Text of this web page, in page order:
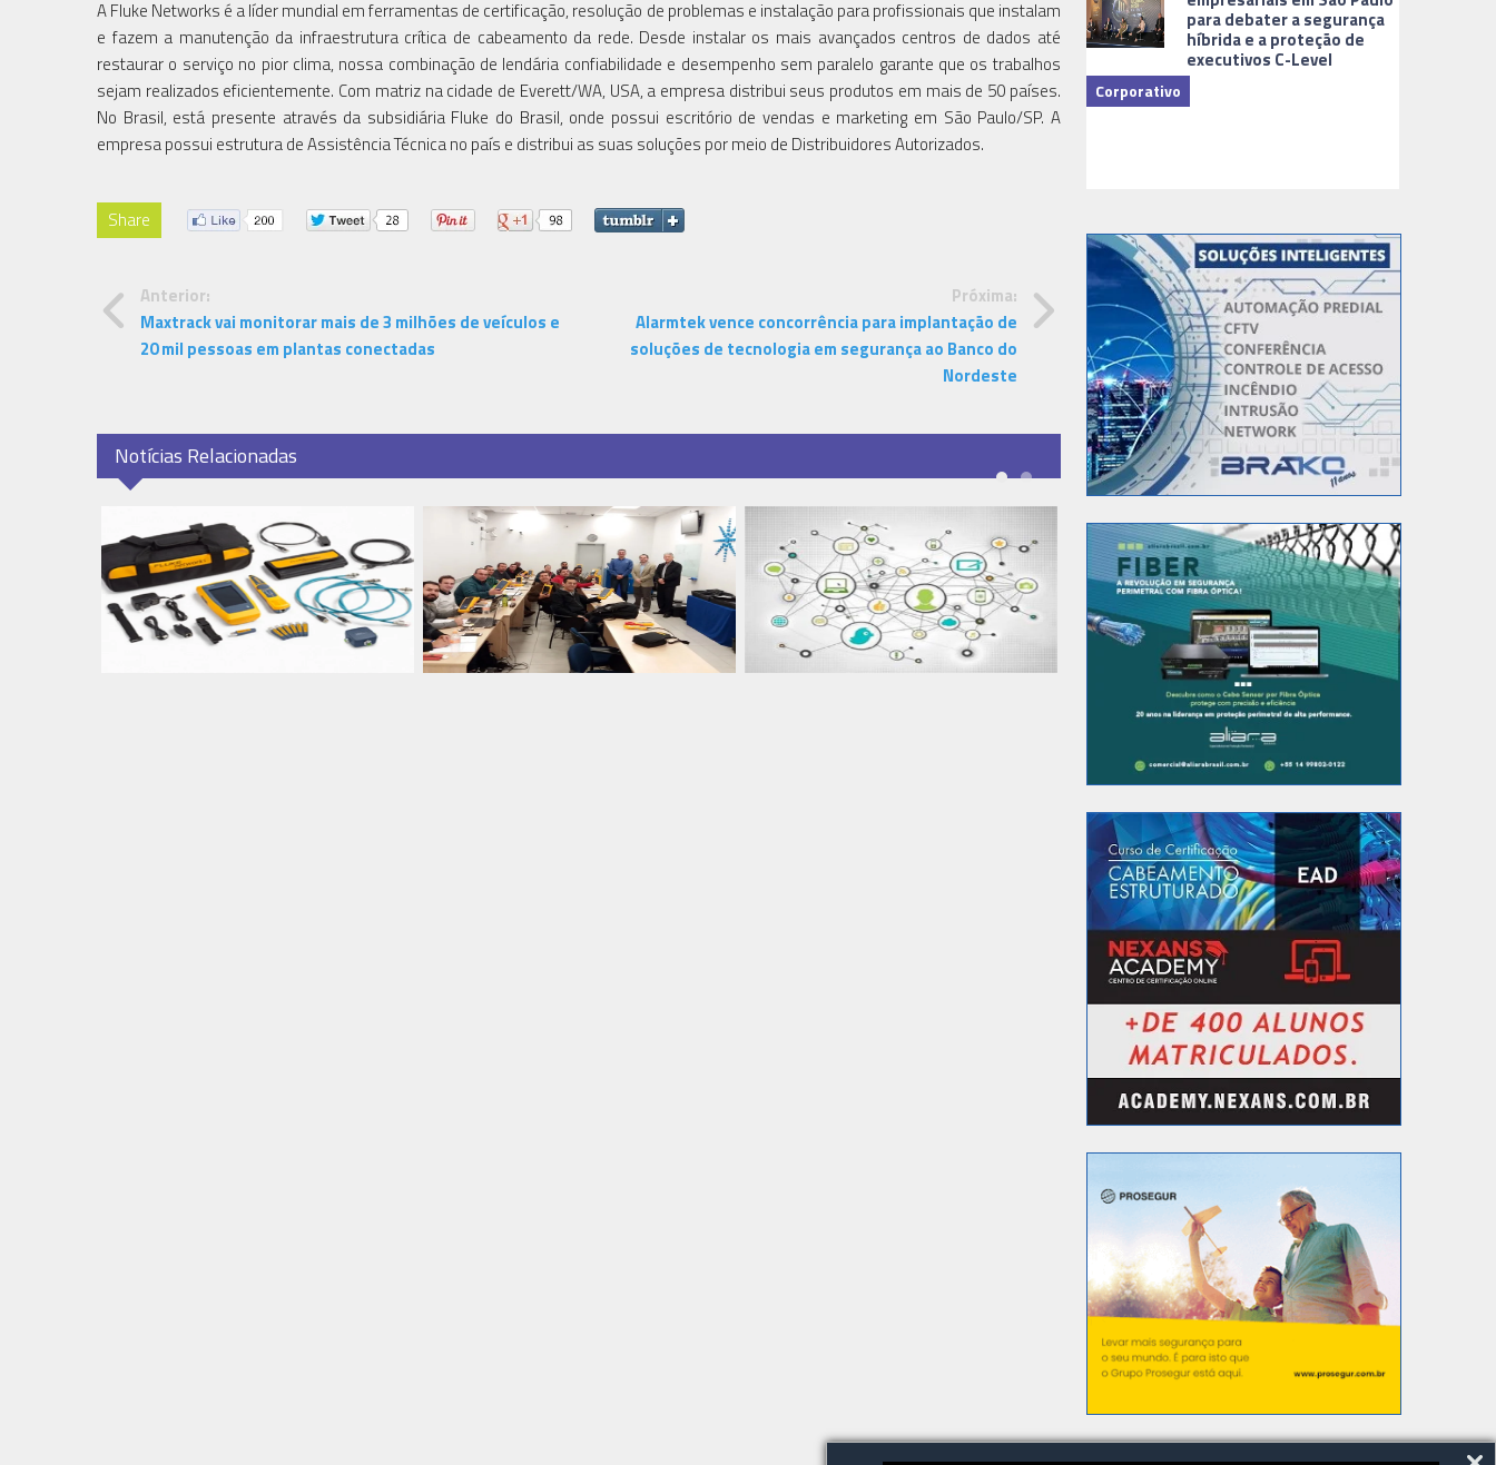
A Fluke Networks é a líder mundial em ferramentas de certificação, resolução de problemas e instalação para profissionais que instalam
e fazem a manutenção da infraestrutura crítica de cabeamento da rede. Desde instalar os mais avançados centros de dados até
restaurar o serviço no pior clima, nossa combinação de lendária confiabilidade e desempenho sem paralelo garante que os trabalhos
sejam realizados eficientemente. Com matriz na cidade de Everett/WA, USA, a empresa distribui seus produtos em mais de 50 países.
No Brasil, está presente através da subsidiária Fluke do Brasil, onde possui escritório de vendas e marketing em São Paulo/SP. A
empresa possui estrutura de Assistência Técnica no país e distribui as suas soluções por meio de Distribuidores Autorizados.
Share
Anterior:
Maxtrack vai monitorar mais de 3 milhões de veículos e
20 mil pessoas em plantas conectadas
Próxima:
Alarmtek vence concorrência para implantação de
soluções de tecnologia em segurança ao Banco do
Nordeste
Notícias Relacionadas
para debater a segurança
híbrida e a proteção de
executivos C-Level
Corporativo